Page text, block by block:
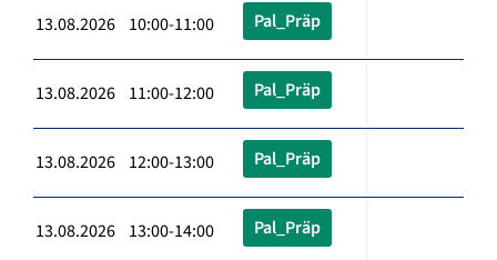
13.08.2026 10:00-11:00 Pal_Präp
13.08.2026 11:00-12:00 Pal_Präp
13.08.2026 12:00-13:00 Pal_Präp
13.08.2026 13:00-14:00 Pal_Präp